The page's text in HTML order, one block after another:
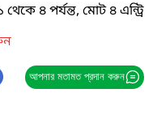
৪ পর্যন্ত, মোট ৪ এন্ট্রি
আপনার মতামত প্রদান করুন